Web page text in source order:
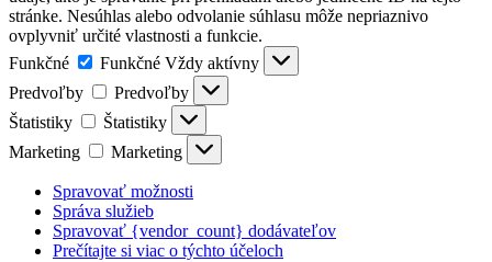
stránke. Nesúhlas alebo odvolanie súhlasu môže nepriaznivo
ovplyvniť určité vlastnosti a funkcie.
Funkčné
Funkčné Vždy aktívny
Predvoľby
Predvoľby
Štatistiky
Štatistiky
Marketing
Marketing
Spravovať možnosti
Správa služieb
Spravovať {vendor_count} dodávateľov
Prečítajte si viac o týchto účeloch